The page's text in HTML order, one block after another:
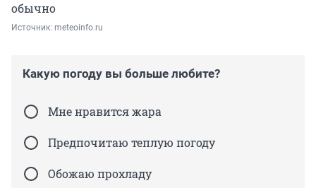
обычно
Источник: meteoinfo.ru
Какую погоду вы больше любите?
Мне нравится жара
Предпочитаю теплую погоду
Обожаю прохладу